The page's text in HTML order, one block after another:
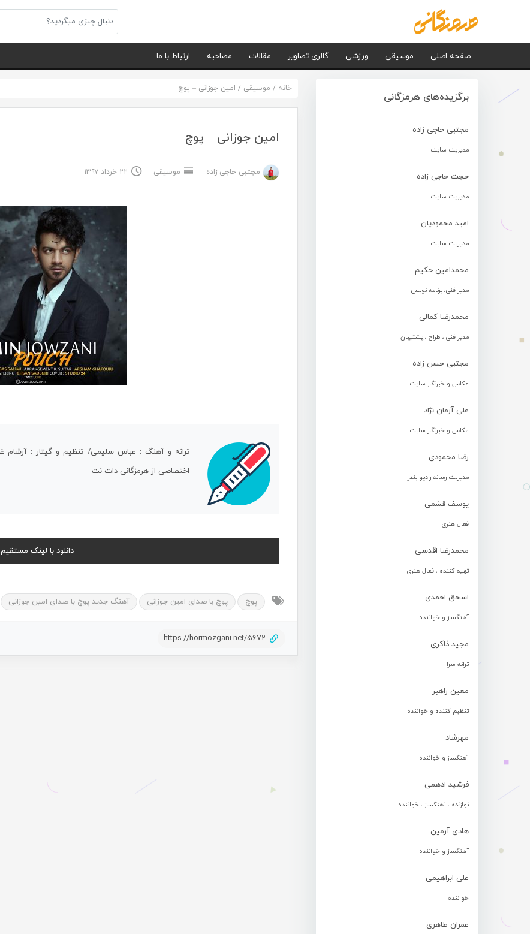
صفحه اصلی موسیقی ورزشی گالری تصاویر مقالات مصاحبه ارتباط با ما
برگزیده‌های هرمزگانی
مجتبی حاجی زاده
مدیریت سایت
حجت حاجی زاده
مدیریت سایت
امید محمودیان
مدیریت سایت
محمدامین حکیم
مدیر فنی، برنامه نویس
محمدرضا کمالی
مدیر فنی ، طراح ، پشتیبان
مجتبی حسن زاده
عکاس و خبرنگار سایت
علی آرمان نژاد
عکاس و خبرنگار سایت
رضا محمودی
مدیریت رسانه رادیو بندر
یوسف قشمی
فعال هنری
محمدرضا اقدسی
تهیه کننده ، فعال هنری
اسحق احمدی
آهنگساز و خواننده
مجید ذاکری
ترانه سرا
معین راهبر
تنظیم کننده و خواننده
مهرشاد
آهنگساز و خواننده
فرشید ادهمی
نوازنده ، آهنگساز ، خواننده
هادی آرمین
آهنگساز و خواننده
علی ابراهیمی
خواننده
عمران طاهری
خانه / موسیقی / امین جوزانی – پوچ
امین جوزانی – پوچ
مجتبی حاجی زاده موسیقی ۲۲ خرداد ۱۳۹۷
.
اختصاصی از هرمزگانی دات نت
دانلود با لینک مستقیم
پوچ پوچ با صدای امین جوزانی آهنگ جدید پوچ با صدای امین جوزانی
https://hormozgani.net/5672